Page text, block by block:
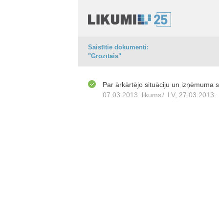
Saistītie dokumenti:
"Grozītais"
Par ārkārtējo situāciju un izņēmuma
07.03.2013. likums/ LV, 27.03.2013.